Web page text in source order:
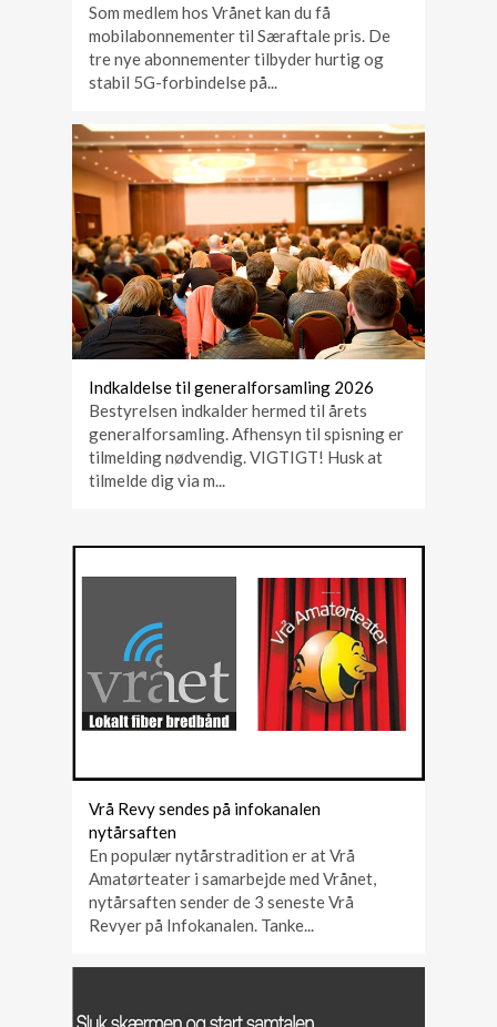
Som medlem hos Vrånet kan du få
mobilabonnementer til Særaftale pris. De
tre nye abonnementer tilbyder hurtig og
stabil 5G-forbindelse på...
Indkaldelse til generalforsamling 2026
Bestyrelsen indkalder hermed til årets
generalforsamling. Afhensyn til spisning er
tilmelding nødvendig. VIGTIGT! Husk at
tilmelde dig via m...
Vrå Revy sendes på infokanalen
nytårsaften
En populær nytårstradition er at Vrå
Amatørteater i samarbejde med Vrånet,
nytårsaften sender de 3 seneste Vrå
Revyer på Infokanalen. Tanke...